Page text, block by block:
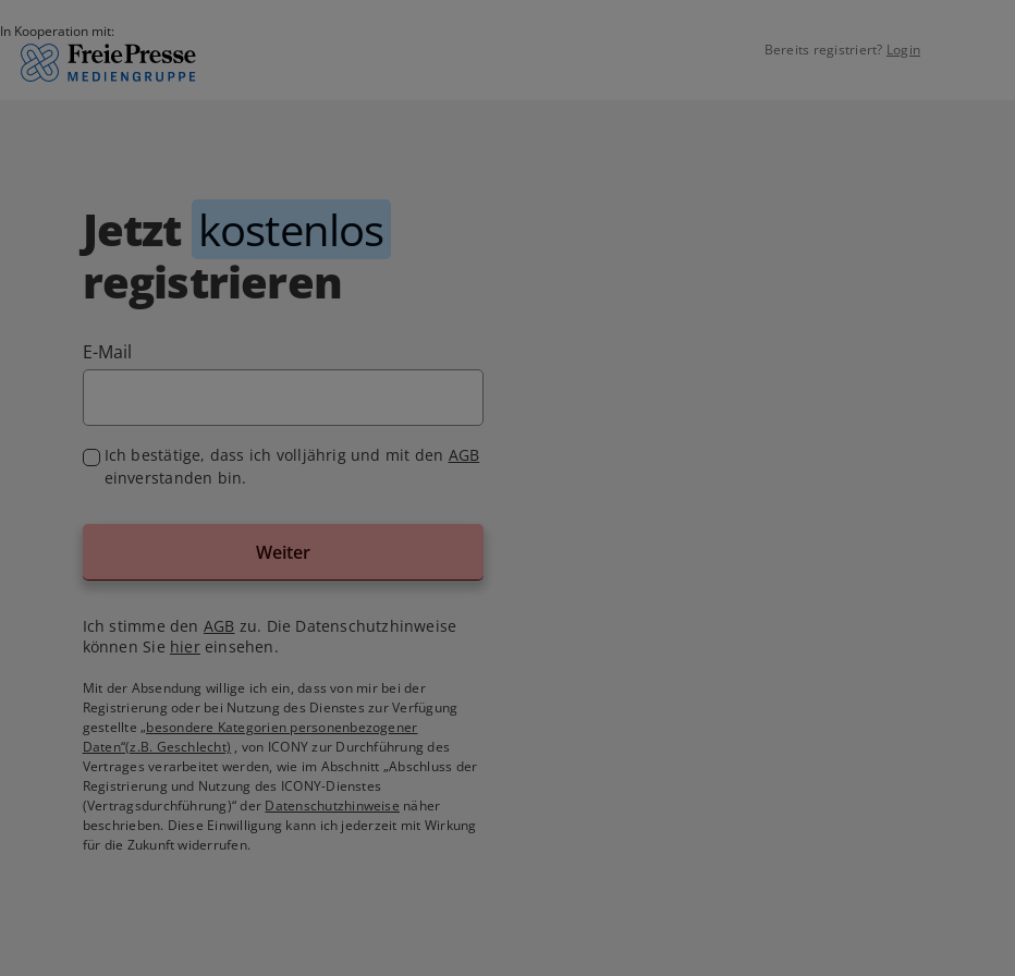
In Kooperation mit:
Bereits registriert? Login
Jetzt kostenlos
registrieren
E-Mail
Ich bestätige, dass ich volljährig und mit den AGB
einverstanden bin.
Weiter
Ich stimme den AGB zu. Die Datenschutzhinweise
können Sie hiereinsehen.
Mit der Absendung willige ich ein, dass von mir bei der
Registrierung oder bei Nutzung des Dienstes zur Verfügung
gestellte„besondere Kategorien personenbezogener
Daten“(z.B. Geschlecht) , von ICONY zur Durchführung des
Vertrages verarbeitet werden, wie im Abschnitt „Abschluss der
Registrierung und Nutzung des ICONY-Dienstes
(Vertragsdurchführung)“ der Datenschutzhinweise näher
beschrieben. Diese Einwilligung kann ich jederzeit mit Wirkung
für die Zukunft widerrufen.